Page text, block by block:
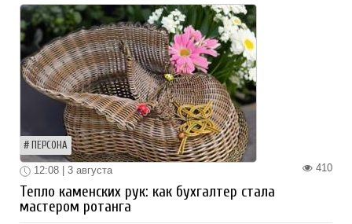
ПЕРСОНА
410
12:08 | 3 августа
Тепло каменских рук: как бухгалтер стала
мастером ротанга